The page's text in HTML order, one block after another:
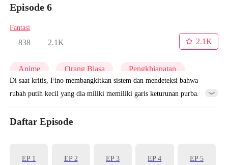
Episode 6
Fantasi
838 2.1K
2.1K
Anime Orang Biasa Pengkhianatan
Di saat kritis, Fino membangkitkan sistem dan mendeteksi bahwa
rubah putih kecil yang dia miliki memiliki garis keturunan purba.
dan dikirim bekerja di tambang. Setelah menyelesaikan misi sistem,
Daftar Episode
EP 1 EP 2 EP 3 EP 4 EP 5